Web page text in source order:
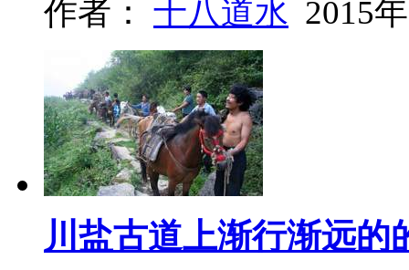
作者： 十八道水 2015
川盐古道上渐行渐远的